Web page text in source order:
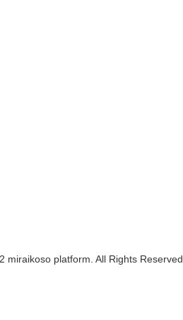
miraikoso platform. All Rights Reserved.